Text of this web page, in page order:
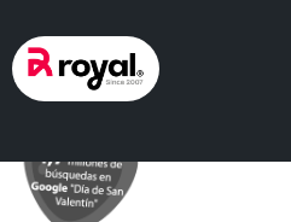
to
content